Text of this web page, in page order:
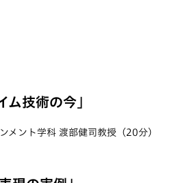
ム技術の今」
メント学科 渡部健司教授（20分）